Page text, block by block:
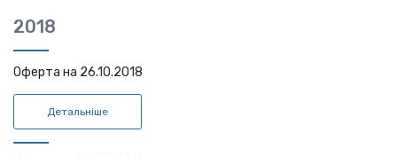
2018
Оферта на 26.10.2018
Детальніше